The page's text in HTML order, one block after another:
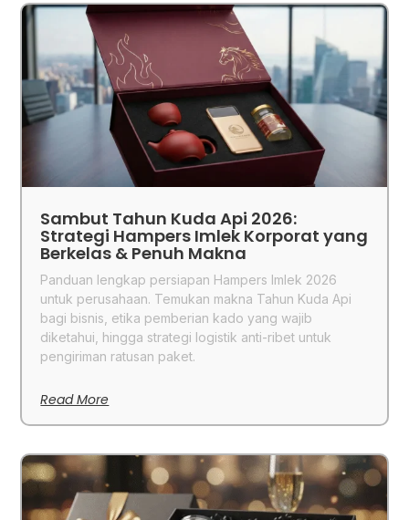
Sambut Tahun Kuda Api 2026:
Strategi Hampers Imlek Korporat yang
Berkelas & Penuh Makna
Panduan lengkap persiapan Hampers Imlek 2026
untuk perusahaan. Temukan makna Tahun Kuda Api
bagi bisnis, etika pemberian kado yang wajib
diketahui, hingga strategi logistik anti-ribet untuk
pengiriman ratusan paket.
Read More